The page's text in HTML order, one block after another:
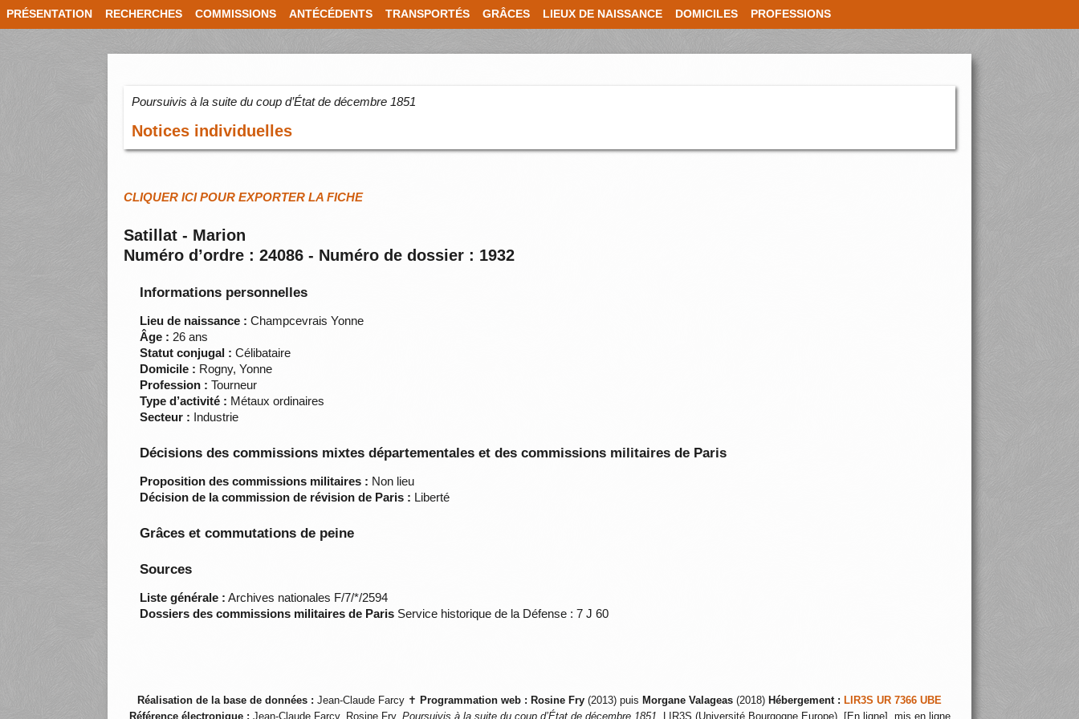
PRÉSENTATION RECHERCHES COMMISSIONS ANTÉCÉDENTS TRANSPORTÉS GRÂCES LIEUX DE NAISSANCE DOMICILES PROFESSIONS
Poursuivis à la suite du coup d’État de décembre 1851
Notices individuelles
CLIQUER ICI POUR EXPORTER LA FICHE
Satillat - Marion
Numéro d’ordre : 24086 - Numéro de dossier : 1932
Informations personnelles
Lieu de naissance : Champcevrais Yonne
Âge : 26 ans
Statut conjugal : Célibataire
Domicile : Rogny, Yonne
Profession : Tourneur
Type d’activité : Métaux ordinaires
Secteur : Industrie
Décisions des commissions mixtes départementales et des commissions militaires de Paris
Proposition des commissions militaires : Non lieu
Décision de la commission de révision de Paris : Liberté
Grâces et commutations de peine
Sources
Liste générale : Archives nationales F/7/*/2594
Dossiers des commissions militaires de Paris Service historique de la Défense : 7 J 60
Réalisation de la base de données : Jean-Claude Farcy ✝ Programmation web : Rosine Fry (2013) puis Morgane Valageas (2018) Hébergement : LIR3S UR 7366 UBE
Référence électronique : Jean-Claude Farcy, Rosine Fry, Poursuivis à la suite du coup d’État de décembre 1851 , LIR3S (Université Bourgogne Europe), [En ligne], mis en ligne